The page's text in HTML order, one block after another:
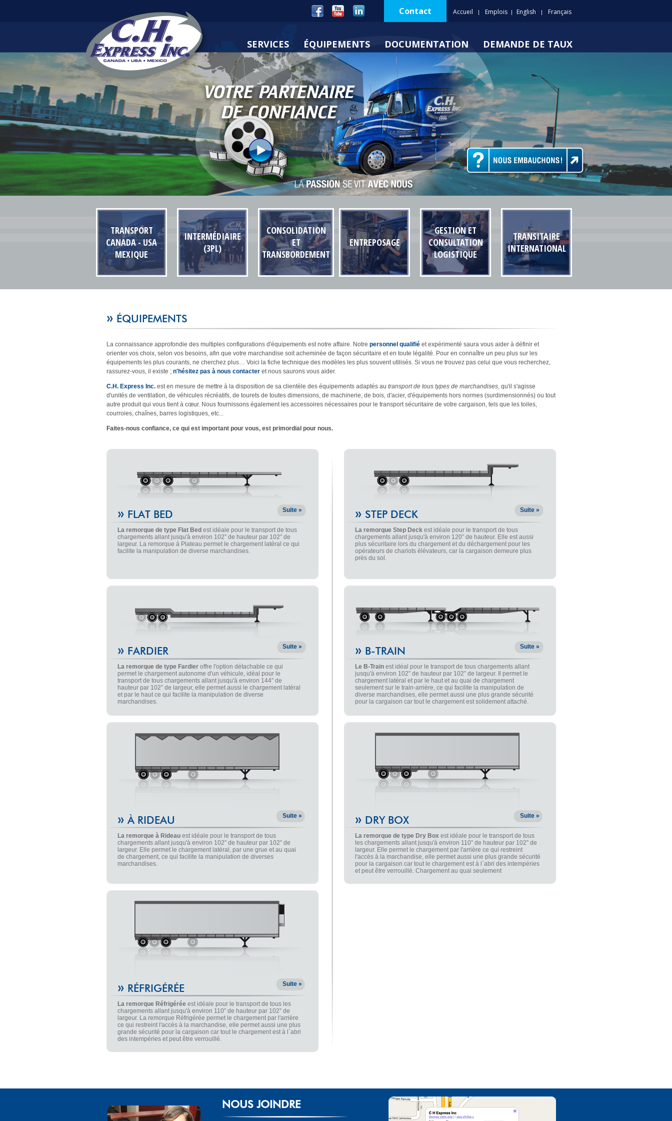
Contact Accueil | Emplois | English | Français
SERVICES ÉQUIPEMENTS DOCUMENTATION DEMANDE DE TAUX
TRANSPORT
CANADA - USA
MEXIQUE
INTERMÉDIAIRE
(3PL)
CONSOLIDATION
ET
TRANSBORDEMENT
ENTREPOSAGE
GESTION ET
CONSULTATION
LOGISTIQUE
TRANSITAIRE
INTERNATIONAL
» ÉQUIPEMENTS
La connaissance approfondie des multiples configurations d'équipements est notre affaire. Notre personnel qualifié et expérimenté saura vous aider à définir et
orienter vos choix, selon vos besoins, afin que votre marchandise soit acheminée de façon sécuritaire et en toute légalité. Pour en connaître un peu plus sur les
équipements les plus courants, ne cherchez plus… Voici la fiche technique des modèles les plus souvent utilisés. Si vous ne trouvez pas celui que vous recherchez,
rassurez-vous, il existe ; n'hésitez pas à nous contacter et nous saurons vous aider.
C.H. Express Inc. est en mesure de mettre à la disposition de sa clientèle des équipements adaptés au transport de tous types de marchandises , qu'il s'agisse
d'unités de ventilation, de véhicules récréatifs, de tourets de toutes dimensions, de machinerie, de bois, d'acier, d'équipements hors normes (surdimensionnés) ou tout
autre produit qui vous tient à cœur. Nous fournissons également les accessoires nécessaires pour le transport sécuritaire de votre cargaison, tels que les toiles,
courroies, chaînes, barres logistiques, etc...
Faites-nous confiance, ce qui est important pour vous, est primordial pour nous.
» FLAT BED Suite »
La remorque de type Flat Bed est idéale pour le transport de tous
chargements allant jusqu'à environ 102” de hauteur par 102” de
largeur. La remorque à Plateau permet le chargement latéral ce qui
facilite la manipulation de diverse marchandises.
» FARDIER Suite »
La remorque de type Fardier offre l'option détachable ce qui
permet le chargement autonome d'un véhicule, idéal pour le
transport de tous chargements allant jusqu'à environ 144” de
hauteur par 102” de largeur, elle permet aussi le chargement latéral
et par le haut ce qui facilite la manipulation de diverse
marchandises.
» À RIDEAU Suite »
La remorque à Rideau est idéale pour le transport de tous
chargements allant jusqu'à environ 102” de hauteur par 102” de
largeur. Elle permet le chargement latéral, par une grue et au quai
de chargement, ce qui facilite la manipulation de diverses
marchandises.
» RÉFRIGÉRÉE Suite »
La remorque Réfrigérée est idéale pour le transport de tous les
chargements allant jusqu'à environ 110” de hauteur par 102” de
largeur. La remorque Réfrigérée permet le chargement par l'arrière
ce qui restreint l'accès à la marchandise, elle permet aussi une plus
grande sécurité pour la cargaison car tout le chargement est à l`abri
des intempéries et peut être verrouillé.
» STEP DECK Suite »
La remorque Step Deck est idéale pour le transport de tous
chargements allant jusqu'à environ 120” de hauteur. Elle est aussi
plus sécuritaire lors du chargement et du déchargement pour les
opérateurs de chariots élévateurs, car la cargaison demeure plus
près du sol.
» B-TRAIN Suite »
Le B-Train est idéal pour le transport de tous chargements allant
jusqu'à environ 102” de hauteur par 102” de largeur. Il permet le
chargement latéral et par le haut et au quai de chargement
seulement sur le train-arrière, ce qui facilite la manipulation de
diverse marchandises, elle permet aussi une plus grande sécurité
pour la cargaison car tout le chargement est solidement attaché.
» DRY BOX Suite »
La remorque de type Dry Box est idéale pour le transport de tous
les chargements allant jusqu'à environ 110” de hauteur par 102” de
largeur. Elle permet le chargement par l'arrière ce qui restreint
l'accès à la marchandise, elle permet aussi une plus grande sécurité
pour la cargaison car tout le chargement est à l`abri des intempéries
et peut être verrouillé. Chargement au quai seulement
NOUS JOINDRE